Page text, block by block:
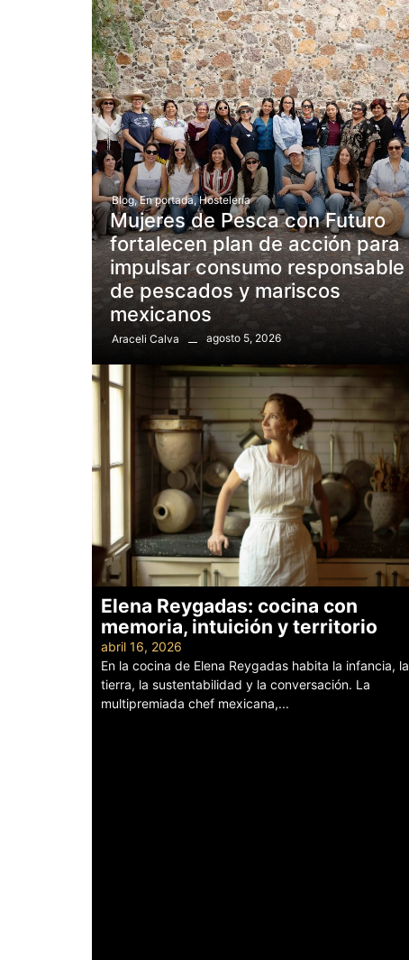
Blog, En portada, Hostelería
Mujeres de Pesca con Futuro
fortalecen plan de acción para
impulsar consumo responsable
de pescados y mariscos
mexicanos
Araceli Calva agosto 5, 2026
Elena Reygadas: cocina con
memoria, intuición y territorio
abril 16, 2026
En la cocina de Elena Reygadas habita la infancia, la
tierra, la sustentabilidad y la conversación. La
multipremiada chef mexicana,...